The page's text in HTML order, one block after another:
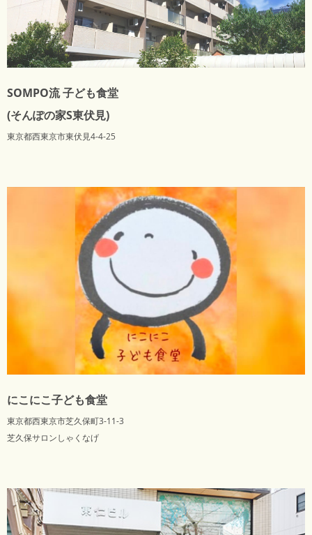
SOMPO流 子ども食堂
(そんぽの家S東伏見)
東京都西東京市東伏見4-4-25
にこにこ子ども食堂
東京都西東京市芝久保町3-11-3
芝久保サロンしゃくなげ